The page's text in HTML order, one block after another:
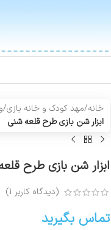
خانه/مهد کودک و خانه بازی/
ابزار شن بازی طرح قلعه شنی
ابزار شن بازی طرح
(دیدگاه کاربر 1
)
تماس بگیرید